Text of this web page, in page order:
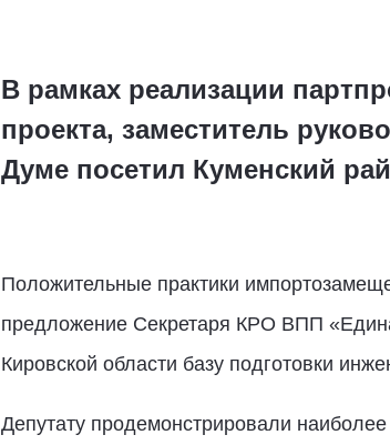
В рамках реализации
проекта, заместитель
Думе посетил Куменский
Положительные практики
предложение Секретаря КРО ВПП
Кировской области базу подготовки
Депутату продемонстрировали